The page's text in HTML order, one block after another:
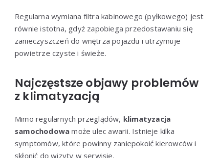
Regularna wymiana filtra kabinowego (pyłkowego) jest
równie istotna, gdyż zapobiega przedostawaniu się
zanieczyszczeń do wnętrza pojazdu i utrzymuje
powietrze czyste i świeże.
Najczęstsze objawy problemów
z klimatyzacją
Mimo regularnych przeglądów, klimatyzacja
samochodowa może ulec awarii. Istnieje kilka
symptomów, które powinny zaniepokoić kierowców i
skłonić do wizyty w serwisie.